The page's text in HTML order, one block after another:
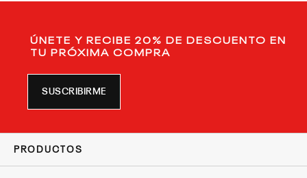
ÚNETE Y RECIBE 20% DE DESCUENTO EN
TU PRÓXIMA COMPRA
SUSCRIBIRME
PRODUCTOS